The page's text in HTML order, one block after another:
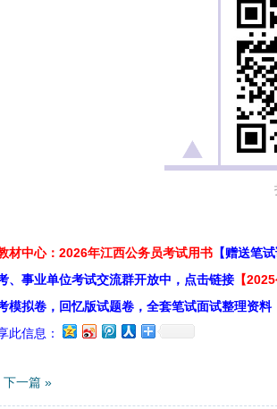
材中心：2026年江西公务员考试用书 【赠送笔
、事业单位考试交流群开放中，点击链接 【
模拟卷，回忆版试题卷，全套笔试面试整理资料
此信息：
下一篇 »